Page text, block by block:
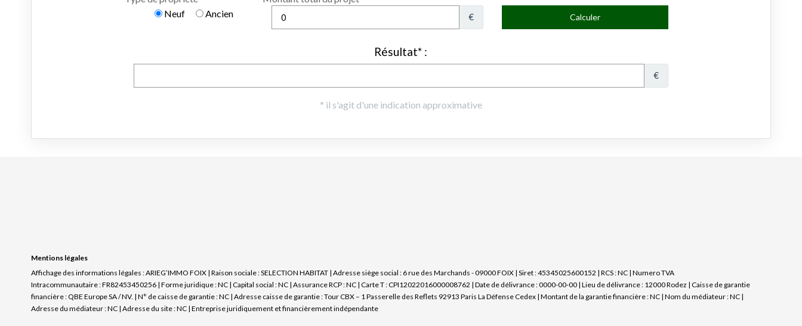
Mentions légales
Affichage des informations légales : ARIEG’IMMO FOIX | Raison sociale : SELECTION HABITAT | Adresse siège social : 6 rue des Marchands - 09000 FOIX | Siret : 45345025600152 | RCS : NC | Numero TVA
Intracommunautaire : FR82453450256 | Forme juridique : NC | Capital social : NC | Assurance RCP : NC | Carte T : CPI12022016000008762 | Date de délivrance : 0000-00-00 | Lieu de délivrance : 12000 Rodez | Caisse de garantie
financière : QBE Europe SA / NV. | N° de caisse de garantie : NC | Adresse caisse de garantie : Tour CBX – 1 Passerelle des Reflets 92913 Paris La Défense Cedex | Montant de la garantie financière : NC | Nom du médiateur : NC |
Adresse du médiateur : NC | Adresse du site : NC | Entreprise juridiquement et financièrement indépendante